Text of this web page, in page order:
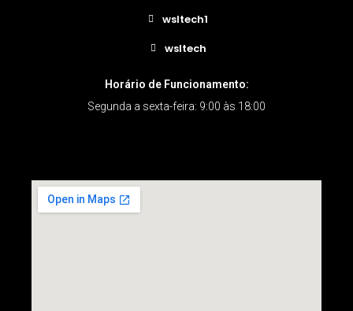
wsltech1
wsltech
Horário de Funcionamento:
Segunda a sexta-feira: 9:00 às 18:00